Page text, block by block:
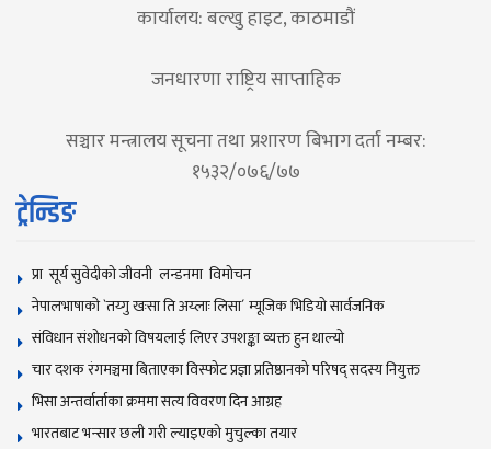
कार्यालय: बल्खु हाइट, काठमाडौं
जनधारणा राष्ट्रिय साप्ताहिक
सञ्चार मन्त्रालय सूचना तथा प्रशारण बिभाग दर्ता नम्बर:
१५३२/०७६/७७
ट्रेन्डिङ
प्रा सूर्य सुवेदीको जीवनी लन्डनमा विमोचन
नेपालभाषाकाे `तय्गु खःसा ति अय्लाः लिसा´ म्यूजिक भिडियाे सार्वजनिक
संविधान संशोधनकाे विषयलाई लिएर उपशङ्का व्यक्त हुन थाल्याे
चार दशक रंगमञ्चमा बिताएका विस्फोट प्रज्ञा प्रतिष्ठानको परिषद् सदस्य नियुक्त
भिसा अन्तर्वार्ताका क्रममा सत्य विवरण दिन आग्रह
भारतबाट भन्सार छली गरी ल्याइएको मुचुल्का तयार